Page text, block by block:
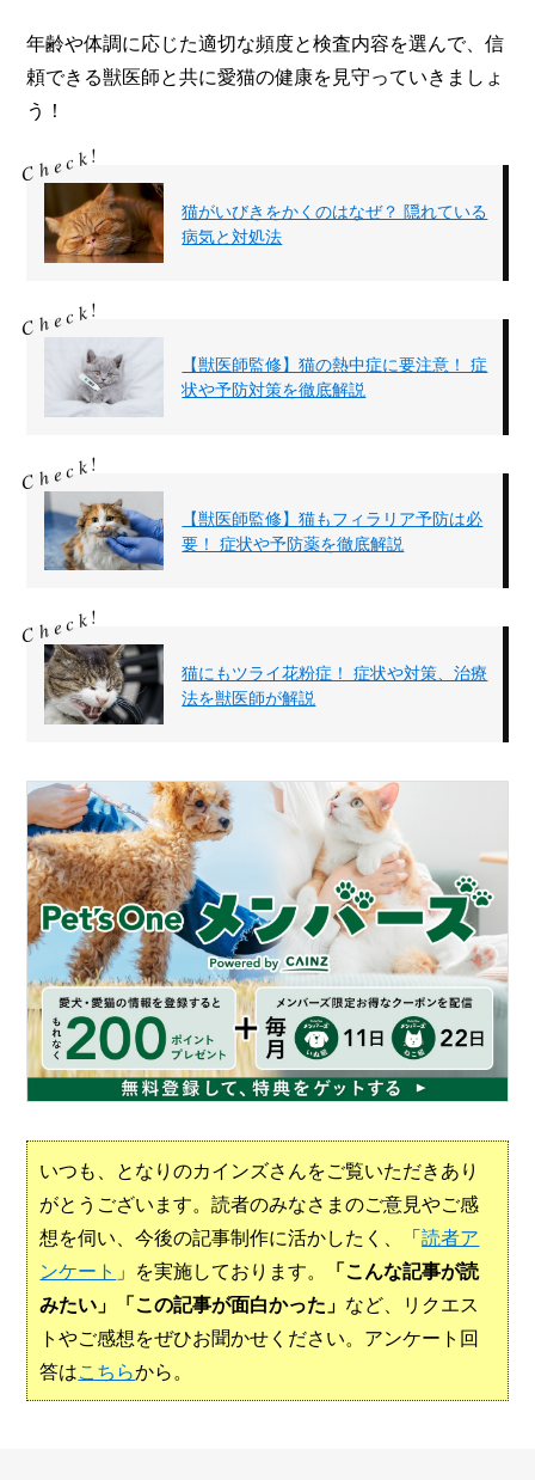
年齢や体調に応じた適切な頻度と検査内容を選んで、信
頼できる獣医師と共に愛猫の健康を見守っていきましょ
う！
猫がいびきをかくのはなぜ？ 隠れている
病気と対処法
【獣医師監修】猫の熱中症に要注意！ 症
状や予防対策を徹底解説
【獣医師監修】猫もフィラリア予防は必
要！ 症状や予防薬を徹底解説
猫にもツライ花粉症！ 症状や対策、治療
法を獣医師が解説
いつも、となりのカインズさんをご覧いただきあり
がとうございます。読者のみなさまのご意見やご感
想を伺い、今後の記事制作に活かしたく、「読者ア
ンケート 」を実施しております。
「こんな記事が読
みたい」「この記事が面白かった」 など、リクエス
トやご感想をぜひお聞かせください。アンケート回
答はこちらから。